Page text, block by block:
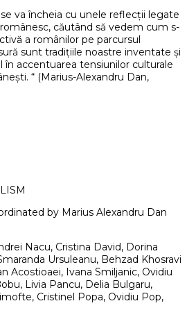
va încheia cu unele reflecții legate
căutând să vedem cum s-
a românilor pe parcursul
sunt tradițiile noastre inventate și
în accentuarea tensiunilor culturale
“ (Marius-Alexandru Dan,
by Marius Alexandru Dan
Nacu, Cristina David, Dorina
Ursuleanu, Behzad Khosravi
Acostioaei, Ivana Smiljanic, Ovidiu
Livia Pancu, Delia Bulgaru,
Cristinel Popa, Ovidiu Pop,